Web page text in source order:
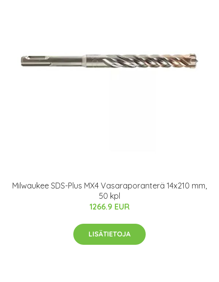
Milwaukee SDS-Plus MX4 Vasaraporanterä 14x210 mm,
50 kpl
1266.9 EUR
LISÄTIETOJA